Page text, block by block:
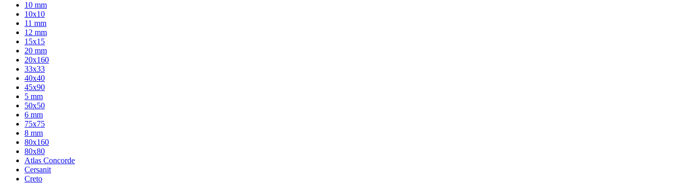
10 mm
10x10
11 mm
12 mm
15x15
20 mm
20х160
33x33
40х40
45x90
5 mm
50x50
6 mm
75х75
8 mm
80x160
80x80
Atlas Concorde
Cersanit
Creto